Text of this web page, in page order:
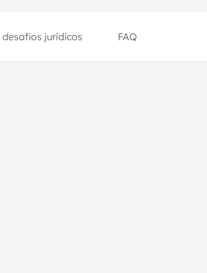
desafios jurídicos
FAQ